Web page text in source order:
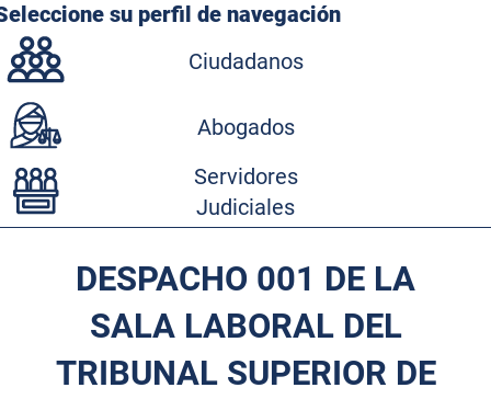
su perfil de navegación
Ciudadanos
Abogados
Servidores
Judiciales
DESPACHO 001 DE LA
SALA LABORAL DEL
TRIBUNAL SUPERIOR DE